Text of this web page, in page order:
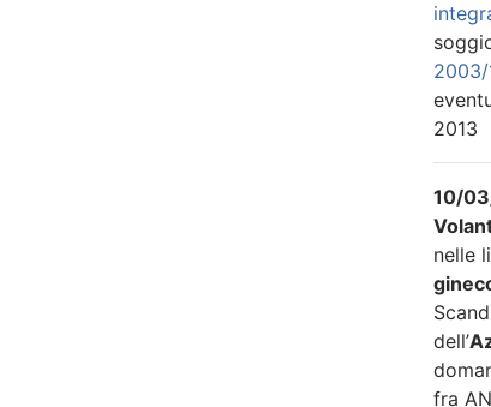
2003/
2013
10/
nelle
dell’
fra